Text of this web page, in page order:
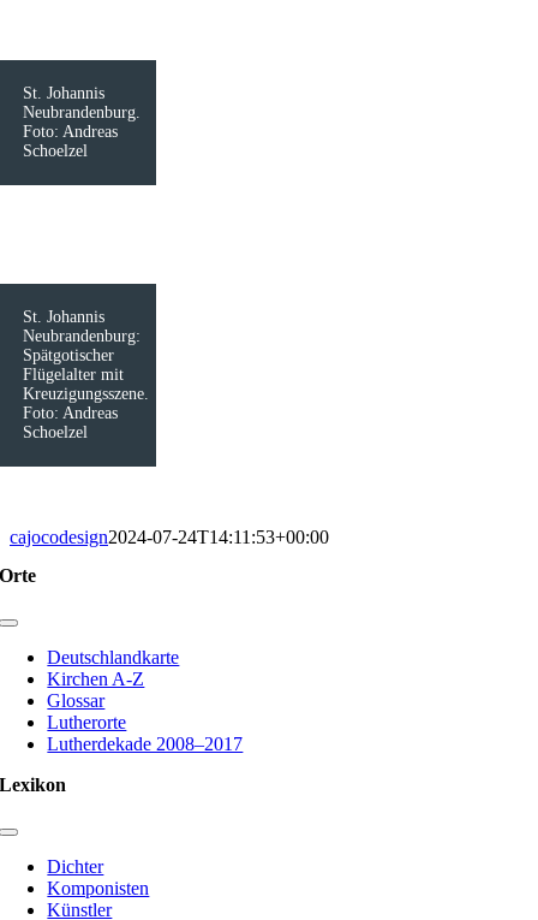
St. Johannis
Neubrandenburg.
Foto: Andreas
Schoelzel
St. Johannis
Neubrandenburg:
Spätgotischer
Flügelalter mit
Kreuzigungsszene.
Foto: Andreas
Schoelzel
cajocodesign2024-07-24T14:11:53+00:00
Orte
Toggle
NavigationDeutschlandkarte
Kirchen A-Z
Glossar
Lutherorte
Lutherdekade 2008–2017
Lexikon
Toggle
Navigation
Dichter
Komponisten
Künstler